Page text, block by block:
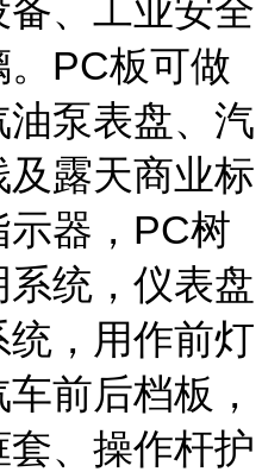
、工业安全
PC板可做
泵表盘、汽
露天商业标
器，PC树
统，仪表盘
，用作前灯
前后档板，
、操作杆护